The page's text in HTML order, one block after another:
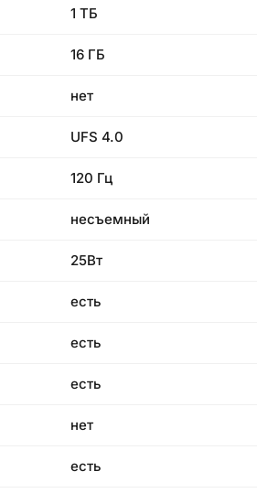
1 ТБ
16 ГБ
нет
UFS 4.0
120 Гц
несъемный
25Вт
есть
есть
есть
нет
есть